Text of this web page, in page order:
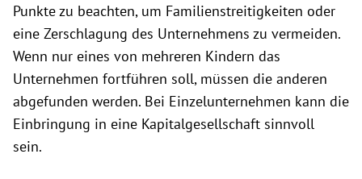
Punkte zu beachten, um Familienstreitigkeiten oder
eine Zerschlagung des Unternehmens zu vermeiden.
Wenn nur eines von mehreren Kindern das
Unternehmen fortführen soll, müssen die anderen
abgefunden werden. Bei Einzelunternehmen kann die
Einbringung in eine Kapitalgesellschaft sinnvoll
sein.